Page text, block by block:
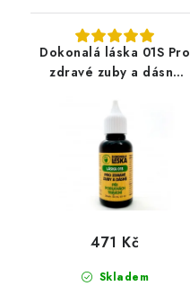
Dokonalá láska 01S Pro
zdravé zuby a dásně
30 ml
Skladem
471 Kč